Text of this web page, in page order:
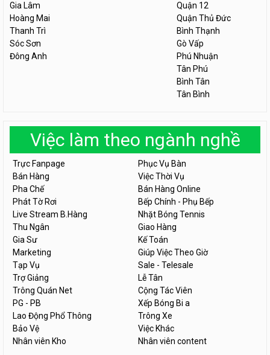
Gia Lâm
Hoàng Mai
Thanh Trì
Sóc Sơn
Đông Anh
Quận 12
Quận Thủ Đức
Bình Thạnh
Gò Vấp
Phú Nhuận
Tân Phú
Bình Tân
Tân Bình
Việc làm theo ngành nghề
Trực Fanpage
Phục Vụ Bàn
Bán Hàng
Việc Thời Vụ
Pha Chế
Bán Hàng Online
Phát Tờ Rơi
Bếp Chính - Phụ Bếp
Live Stream B.Hàng
Nhặt Bóng Tennis
Thu Ngân
Giao Hàng
Gia Sư
Kế Toán
Marketing
Giúp Việc Theo Giờ
Tạp Vụ
Sale - Telesale
Trợ Giảng
Lễ Tân
Trông Quán Net
Cộng Tác Viên
PG - PB
Xếp Bóng Bi a
Lao Động Phổ Thông
Trông Xe
Bảo Vệ
Việc Khác
Nhân viên Kho
Nhân viên content